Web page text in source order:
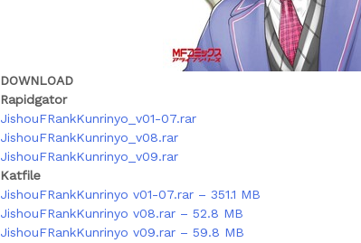
DOWNLOAD
Rapidgator
JishouFRankKunrinyo_v01-07.rar
JishouFRankKunrinyo_v08.rar
JishouFRankKunrinyo_v09.rar
Katfile
JishouFRankKunrinyo v01-07.rar – 351.1 MB
JishouFRankKunrinyo v08.rar – 52.8 MB
JishouFRankKunrinyo v09.rar – 59.8 MB